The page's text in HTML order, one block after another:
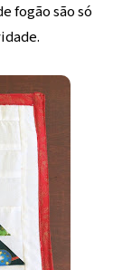
fogão são só